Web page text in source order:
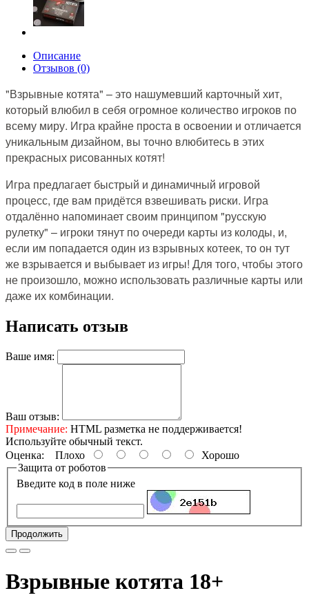
Описание
Отзывов (0)
"Взрывные котята" – это нашумевший карточный хит,
который влюбил в себя огромное количество игроков по
всему миру. Игра крайне проста в освоении и отличается
уникальным дизайном, вы точно влюбитесь в этих
прекрасных рисованных котят!
Игра предлагает быстрый и динамичный игровой
процесс, где вам придётся взвешивать риски. Игра
отдалённо напоминает своим принципом "русскую
рулетку" – игроки тянут по очереди карты из колоды, и,
если им попадается один из взрывных котеек, то он тут
же взрывается и выбывает из игры! Для того, чтобы этого
не произошло, можно использовать различные карты или
даже их комбинации.
Написать отзыв
Ваше имя:
Ваш отзыв:
Примечание: HTML разметка не поддерживается!
Используйте обычный текст.
Оценка: Плохо
Хорошо
Защита от роботов
Введите код в поле ниже
Продолжить
Взрывные котята 18+